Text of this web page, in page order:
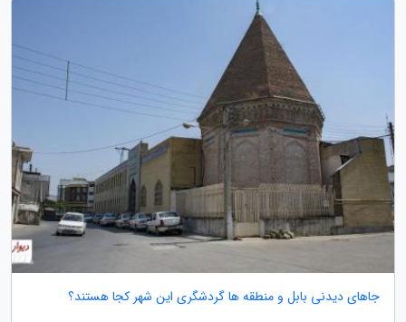
جاهای دیدنی بابل و منطقه ها گردشگری این شهر کجا هستند؟